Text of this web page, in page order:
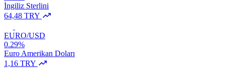
İngiliz Sterlini
64,48 TRY
EURO/USD
0.29%
Euro Amerikan Doları
1,16 TRY